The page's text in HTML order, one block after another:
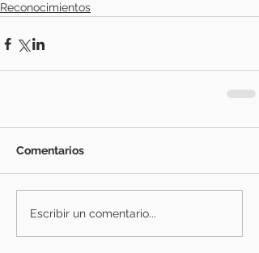
Reconocimientos
Comentarios
Escribir un comentario...